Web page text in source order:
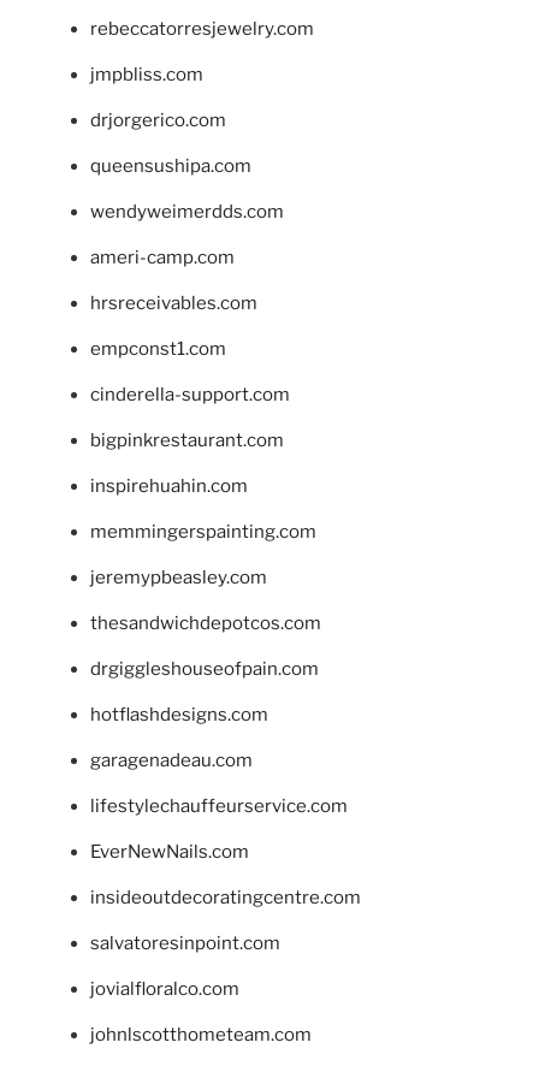
rebeccatorresjewelry.com
jmpbliss.com
drjorgerico.com
queensushipa.com
wendyweimerdds.com
ameri-camp.com
hrsreceivables.com
empconst1.com
cinderella-support.com
bigpinkrestaurant.com
inspirehuahin.com
memmingerspainting.com
jeremypbeasley.com
thesandwichdepotcos.com
drgiggleshouseofpain.com
hotflashdesigns.com
garagenadeau.com
lifestylechauffeurservice.com
EverNewNails.com
insideoutdecoratingcentre.com
salvatoresinpoint.com
jovialfloralco.com
johnlscotthometeam.com